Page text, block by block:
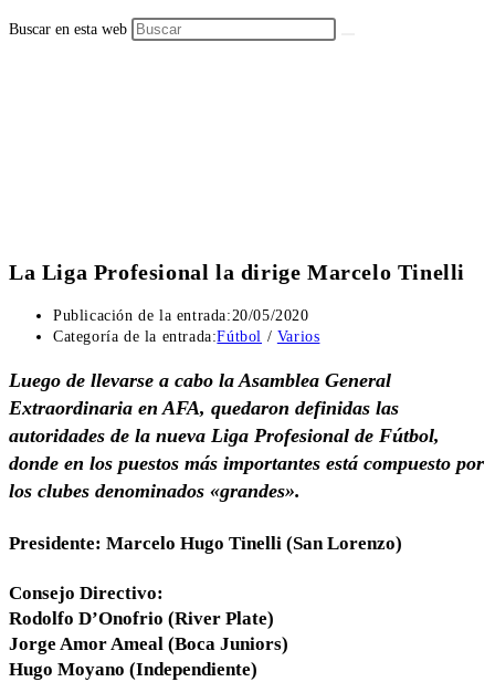
Buscar en esta web
La Liga Profesional la dirige Marcelo Tinelli
Publicación de la entrada:20/05/2020
Categoría de la entrada:Fútbol / Varios
Luego de llevarse a cabo la Asamblea General
Extraordinaria en AFA, quedaron definidas las
autoridades de la nueva Liga Profesional de Fútbol,
donde en los puestos más importantes está compuesto por
los clubes denominados «grandes».
Presidente: Marcelo Hugo Tinelli (San Lorenzo)
Consejo Directivo:
Rodolfo D’Onofrio (River Plate)
Jorge Amor Ameal (Boca Juniors)
Hugo Moyano (Independiente)